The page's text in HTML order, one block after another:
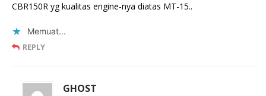
CBR150R yg kualitas engine-nya diatas MT-15..
Memuat...
REPLY
GHOST